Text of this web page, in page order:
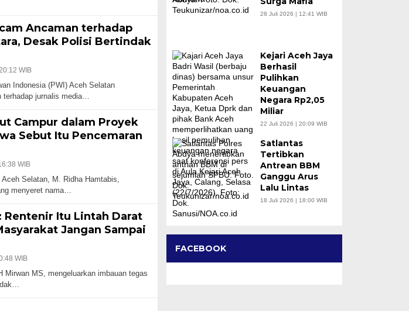
Ancaman terhadap
Desak Polisi Bertindak
WIB
Indonesia (PWI) Aceh Selatan
terhadap jurnalis media…
Campur dalam Proyek
Sebut Itu Pencemaran
WIB
Selatan, M. Ridha Hamtabis,
menyeret nama…
Rentenir Itu Lintah Darat
Jangan Sampai
WIB
Mirwan MS, mengeluarkan imbauan tegas
28 Juli 2026 | 12:41 WIB
Kejari Aceh Jaya
Berhasil
Pulihkan
Keuangan
Negara Rp2,05
Miliar
22 Juli 2026 | 20:09 WIB
Satlantas
Tertibkan
Antrean BBM
Ganggu Arus
Lalu Lintas
18 Juli 2026 | 18:00 WIB
FACEBOOK